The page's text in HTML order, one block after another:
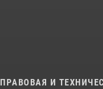
ПРАВОВАЯ И